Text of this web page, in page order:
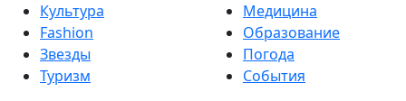
Культура
Fashion
Звезды
Туризм
Медицина
Образование
Погода
События